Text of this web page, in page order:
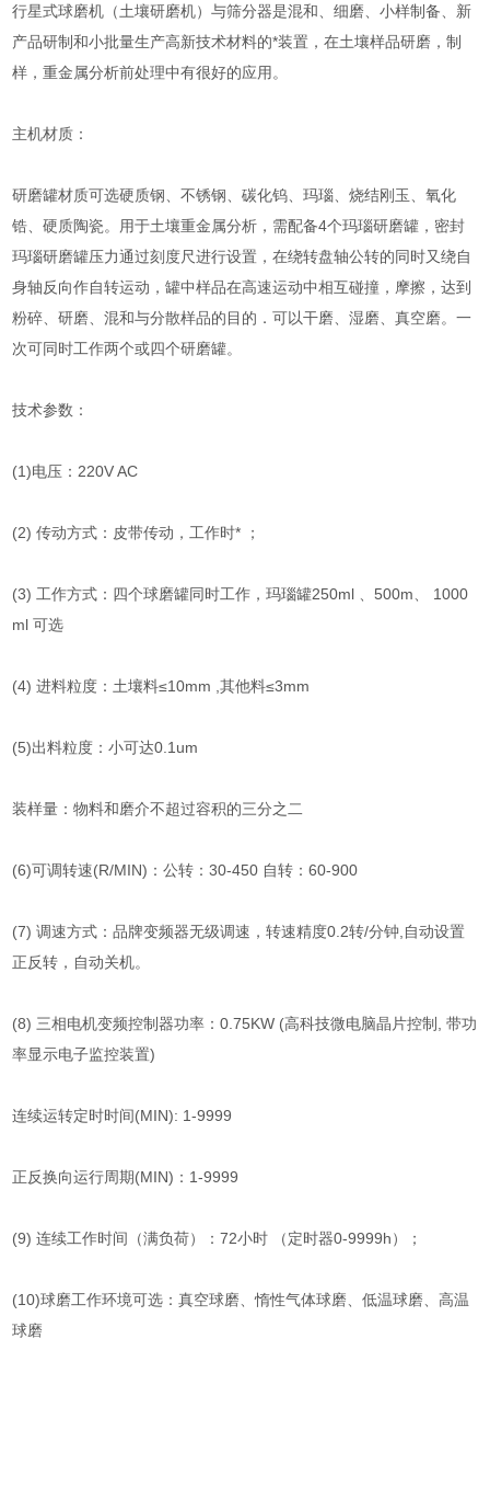
行星式球磨机（土壤研磨机）与筛分器是混和、细磨、小样制备、新
产品研制和小批量生产高新技术材料的*装置，在土壤样品研磨，制
样，重金属分析前处理中有很好的应用。
主机材质：
研磨罐材质可选硬质钢、不锈钢、碳化钨、玛瑙、烧结刚玉、氧化
锆、硬质陶瓷。用于土壤重金属分析，需配备4个玛瑙研磨罐，密封
玛瑙研磨罐压力通过刻度尺进行设置，在绕转盘轴公转的同时又绕自
身轴反向作自转运动，罐中样品在高速运动中相互碰撞，摩擦，达到
粉碎、研磨、混和与分散样品的目的．可以干磨、湿磨、真空磨。一
次可同时工作两个或四个研磨罐。
技术参数：
(1)电压：220V AC
(2) 传动方式：皮带传动，工作时* ；
(3) 工作方式：四个球磨罐同时工作，玛瑙罐250ml 、500m、 1000
ml 可选
(4) 进料粒度：土壤料≤10mm ,其他料≤3mm
(5)出料粒度：小可达0.1um
装样量：物料和磨介不超过容积的三分之二
(6)可调转速(R/MIN)：公转：30-450 自转：60-900
(7) 调速方式：品牌变频器无级调速，转速精度0.2转/分钟,自动设置
正反转，自动关机。
(8) 三相电机变频控制器功率：0.75KW (高科技微电脑晶片控制, 带功
率显示电子监控装置)
连续运转定时时间(MIN): 1-9999
正反换向运行周期(MIN)：1-9999
(9) 连续工作时间（满负荷）：72小时 （定时器0-9999h）；
(10)球磨工作环境可选：真空球磨、惰性气体球磨、低温球磨、高温
球磨